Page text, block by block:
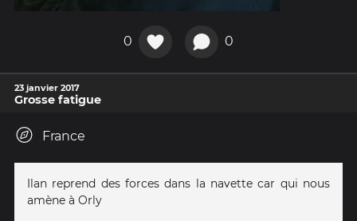
0 0
23 janvier 2017
Grosse fatigue
France
Ilan reprend des forces dans la navette car qui nous
amène à Orly